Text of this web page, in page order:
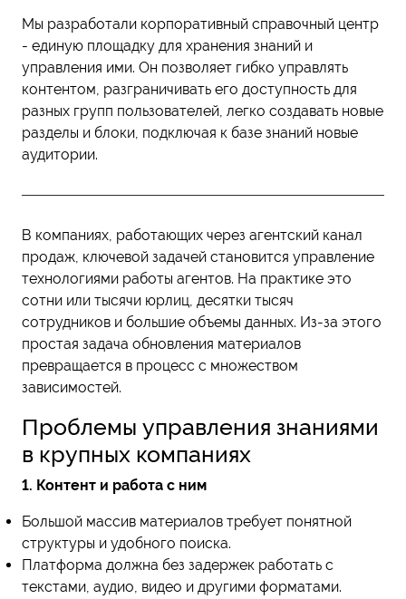
Мы разработали корпоративный справочный центр
- единую площадку для хранения знаний и
управления ими. Он позволяет гибко управлять
контентом, разграничивать его доступность для
разных групп пользователей, легко создавать новые
разделы и блоки, подключая к базе знаний новые
аудитории.
В компаниях, работающих через агентский канал
продаж, ключевой задачей становится управление
технологиями работы агентов. На практике это
сотни или тысячи юрлиц, десятки тысяч
сотрудников и большие объемы данных. Из-за этого
простая задача обновления материалов
превращается в процесс с множеством
зависимостей.
Проблемы управления знаниями
в крупных компаниях
1. Контент и работа с ним
Большой массив материалов требует понятной
структуры и удобного поиска.
Платформа должна без задержек работать с
текстами, аудио, видео и другими форматами.